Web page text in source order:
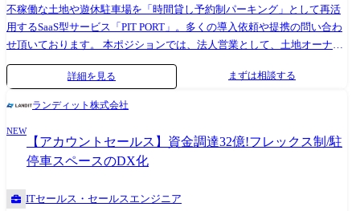
ております。 ●開発環境: ◎ Web基盤 ・React / Next.js (TypeScript) ・
NestJS (TypeScript) ◎ ハードウェア連携・データ処理: ・Python ◎ ハード
ウェア ・基本的なネットワーク知識 ・Lixux 基礎コマンド、基礎知識 ・
を新たな業界へ展開するためのPoC(概念実証)を一気通貫で推進し、事業
ード 顧客の抱える課題(現場や施設の安全管理、運営効率化、不審者対応
など)を深く理解する。 解決に向けたPoCプロダクトの要件定義、技術選
定、フロントエンドからバックエンドまでを一気通貫での実装、MVP(最
小限の機能を持つプロダクト)の開発を主導する。 (例:OCRを活用した業
術コンサルティングと現場実装 顧客やパートナーに対し、『AIMO』の
不稼働な土地や遊休駐車場を「時間貸し予約制パーキング」として再活
用するSaaS型サービス「PIT PORT」。多くの導入依頼や提携の問い合わ
せ頂いております。 本ポジションでは、法人営業として、土地オーナー
や不動産会社に対して「PIT PORT」の導入提案を行い、遊休不動産の収
益化を支援していただきます。 ・大手不動産/駐車場運営事業者、不動産
交渉、オンボーディングサポート) ●PIT PORTについて 「PIT PORT」
は、空いている土地を予約制時間貸し駐車場を可能にするSaaS型プラッ
トフォームサービスです。 <特徴> ・駐車場オーナーが「時間」単位で貸
停車における混雑や無駄を回避 ・管理コンソールにより稼働状況を可視
詳細を見る まずは相談する
ランディット株式会社
NEW
【アカウントセールス】資金調達32億!フレックス制/駐
停車スペースのDX化
ITセールス・セールスエンジニア